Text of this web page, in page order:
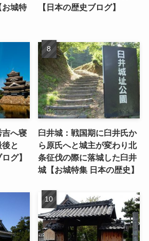
お城特
【日本の歴史ブログ】
吉へ寝
と
グ】
臼井城：戦国期に臼井氏か
ら原氏へと城主が変わり北
条征伐の際に落城した臼井
城【お城特集 日本の歴史】